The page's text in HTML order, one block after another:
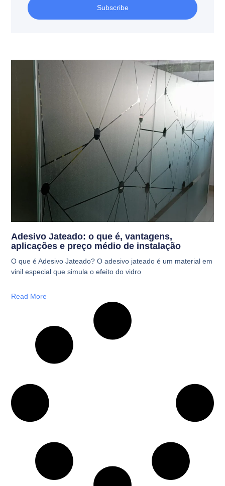
Subscribe
Adesivo Jateado: o que é, vantagens,
aplicações e preço médio de instalação
O que é Adesivo Jateado? O adesivo jateado é um material em
vinil especial que simula o efeito do vidro
Read More